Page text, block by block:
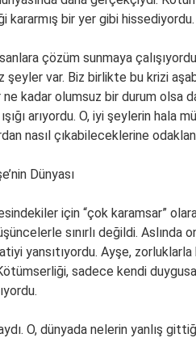
kararmış bir yer gibi hissediyordu.
çözüm sunmaya
var. Biz birlikte bu krizi
ne kadar olumsuz bir durum olsa
arıyordu. O, iyi şeylerin hala
nasıl çıkabileceklerine
Dünyası
için “çok karamsar”
sınırlı değildi. Aslında
yansıtıyordu. Ayşe, zorluklarla
sadece kendi duygusal
O, dünyada nelerin yanlış